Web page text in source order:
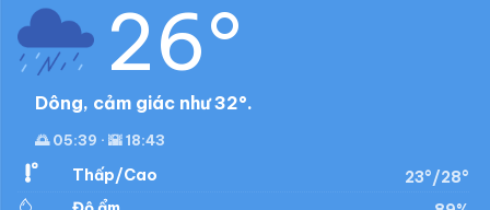
26°
Dông, cảm giác như 32°.
🌅 05:39 · 🌇 18:43
Thấp/Cao
23°/28°